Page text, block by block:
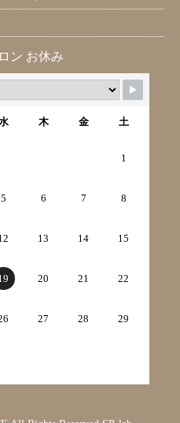
ン お休み
木 金 土
1
5 6 7 8
13 14 15
20 21 22
27 28 29